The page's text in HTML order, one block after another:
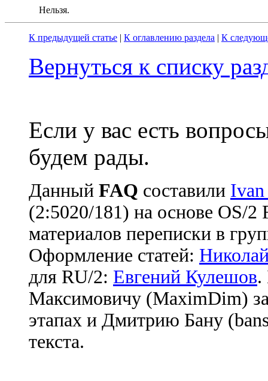
Hельзя.
К предыдущей статье | К оглавлению раздела | К
Вернуться к списку
Если у вас есть
будем рады.
Данный FAQ cоставили
(2:5020/181) на основе OS/
материалов переписки в
Оформление статей:
для RU/2: Евгений Кулешов.
Максимовичу (MaximDim)
этапах и Дмитрию Бану
текста.